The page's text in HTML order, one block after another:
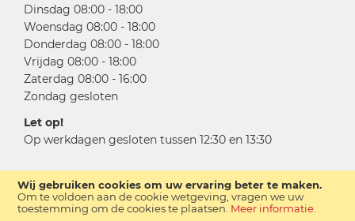
Wij gebruiken cookies om uw ervaring beter te maken.
Om te voldoen aan de cookie wetgeving, vragen we uw
toestemming om de cookies te plaatsen. Meer informatie
Dinsdag 08:00 - 18:00
Woensdag 08:00 - 18:00
Donderdag 08:00 - 18:00
Vrijdag 08:00 - 18:00
Zaterdag 08:00 - 16:00
Zondag gesloten
Let op!
Op werkdagen gesloten tussen 12:30 en 13:30